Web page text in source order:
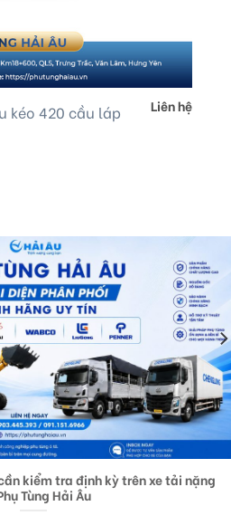
kéo 420 cầu láp Liên hệ
kiểm tra định kỳ trên xe tải nặng
Tùng Hải Âu